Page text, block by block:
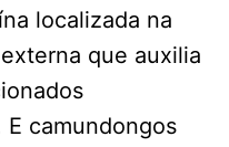
localizada na
que auxilia
E camundongos